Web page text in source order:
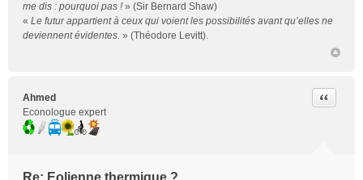
me dis : pourquoi pas ! » (Sir Bernard Shaw)
« Le futur appartient à ceux qui voient les possibilités avant qu’elles ne
deviennent évidentes. » (Théodore Levitt).
Ahmed
Econologue expert
Re: Eolienne thermique ?
Citer